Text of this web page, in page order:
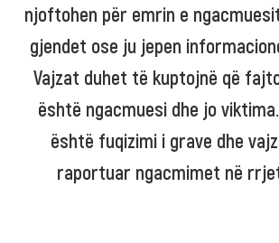
njoftohen për emrin e
gjendet ose ju jepen
Vajzat duhet të kuptojnë që
është ngacmuesi dhe jo
është fuqizimi i grave dhe
raportuar ngacmimet në